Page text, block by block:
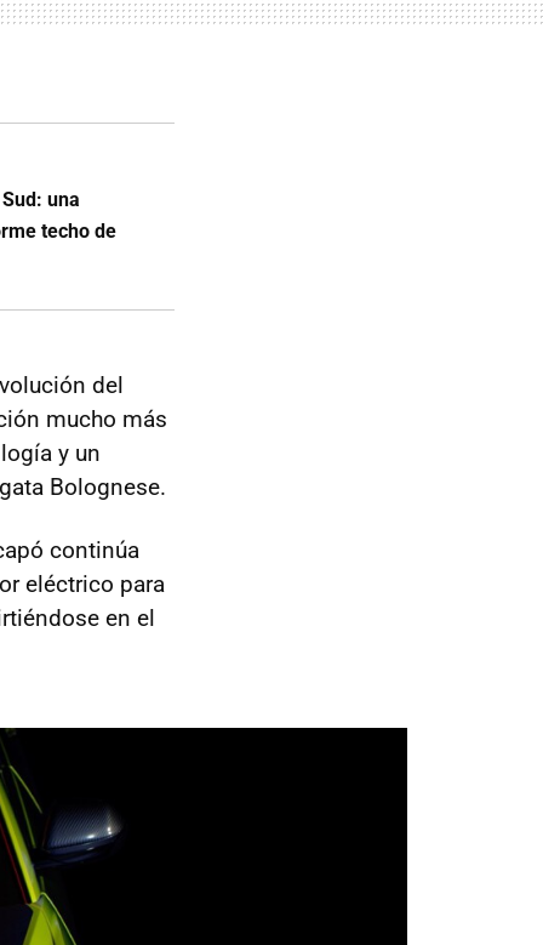
una
techo de
del
mucho más
y un
Bolognese.
continúa
eléctrico para
en el